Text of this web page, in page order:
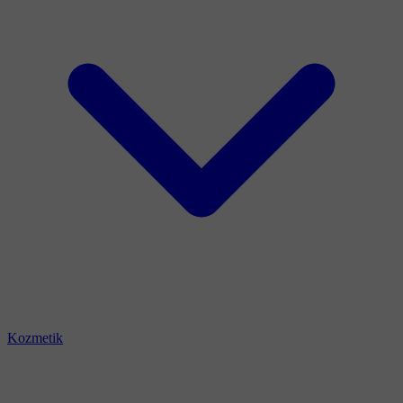
Kozmetik